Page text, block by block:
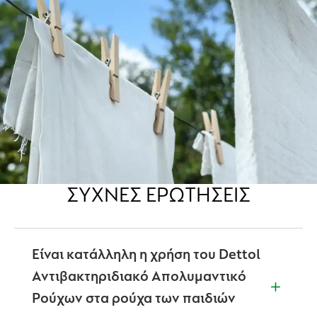
ΣΥΧΝΈΣ ΕΡΩΤΉΣΕΙΣ
Είναι κατάλληλη η χρήση του Dettol
Αντιβακτηριδιακό Απολυμαντικό
Ρούχων στα ρούχα των παιδιών